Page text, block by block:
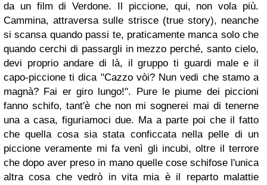
da un film di Verdone. Il piccione, qui, non vola più.
Cammina, attraversa sulle strisce (true story), neanche
si scansa quando passi te, praticamente manca solo che
quando cerchi di passargli in mezzo perché, santo cielo,
devi proprio andare di là, il gruppo ti guardi male e il
capo-piccione ti dica "Cazzo vòi? Nun vedi che stamo a
magnà? Fai er giro lungo!". Pure le piume dei piccioni
fanno schifo, tant'è che non mi sognerei mai di tenerne
una a casa, figuriamoci due. Ma a parte poi che il fatto
che quella cosa sia stata conficcata nella pelle di un
piccione veramente mi fa venì gli incubi, oltre il terrore
che dopo aver preso in mano quelle cose schifose l'unica
altra cosa che vedrò in vita mia è il reparto malattie